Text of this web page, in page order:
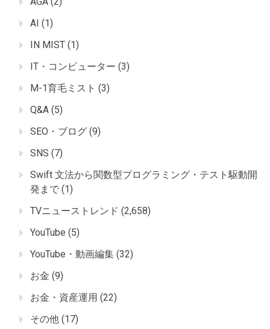
AI (1)
IN MIST (1)
IT・コンピューター (3)
M-1育毛ミスト (3)
Q&A (5)
SEO・ブログ (9)
SNS (7)
Swift 文法から関数型プログラミング・テスト駆動開
発まで (1)
TVニューストレンド (2,658)
YouTube (5)
YouTube・動画編集 (32)
お金 (9)
お金・資産運用 (22)
その他 (17)